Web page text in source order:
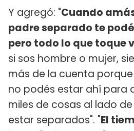
Y agregó: "Cuando
padre separado te
pero todo lo que toque
si sos hombre o mujer,
más de la cuenta
no podés estar ahí para
miles de cosas al lado
estar separados". "El